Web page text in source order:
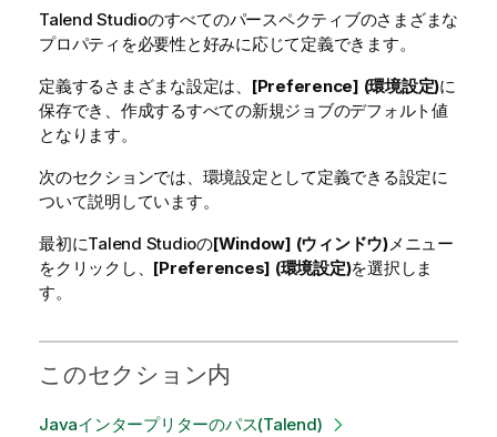
Talend Studioのすべてのパースペクティブのさまざまな
プロパティを必要性と好みに応じて定義できます。
定義するさまざまな設定は、 [Preference] (環境設定)に
保存でき、作成するすべての新規ジョブのデフォルト値
となります。
次のセクションでは、環境設定として定義できる設定に
ついて説明しています。
最初にTalend Studioの[Window] (ウィンドウ)メニュー
をクリックし、 [Preferences] (環境設定)を選択しま
す。
このセクション内
Javaインタープリターのパス(Talend)